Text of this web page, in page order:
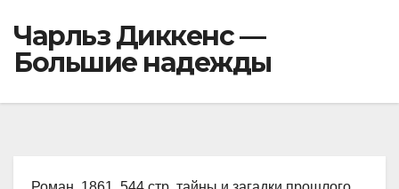
Чарльз Диккенс —
Большие надежды